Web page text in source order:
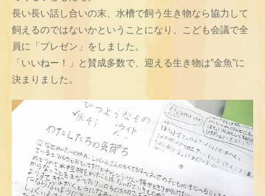
長い長い話し合いの末、水槽で飼う生き物なら協力して
飼えるのではないかということになり、こども会議で全
員に「プレゼン」をしました。
「いいねー！」と賛成多数で、迎える生き物は”金魚”に
決まりました。